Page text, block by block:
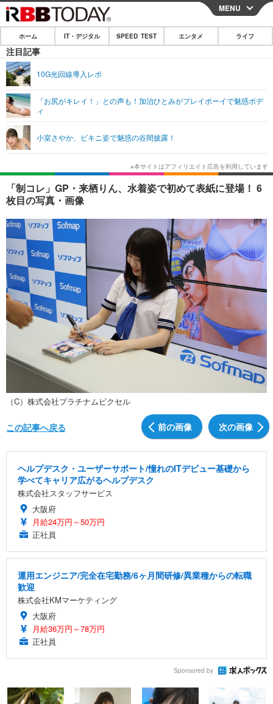
CLOSE
ホーム
IT・デジタル
ショッピング
SPEED TEST
エンタメ
エンタメTOP
韓国・芸能
音楽 スポーツ
ショッピング その他
ライフ
ライフTOP グルメ
ペット ショッピング
その他
リリース一覧
プッシュ通知の停止方法
MENU
ホーム IT・デジタル SPEED TEST エンタメ ライフ
注目記事
10G光回線導入レポ
「お尻がキレイ！」との声も！加治ひとみがプレイボーイで魅惑ボデ
ィ
小室さやか、ビキニ姿で魅惑の谷間披露！
「制コレ」GP・来栖りん、水着姿で初めて表紙に登場！ 6
枚目の写真・画像
（C）株式会社プラチナムピクセル
前の画像 次の画像
この記事へ戻る
ヘルプデスク・ユーザーサポート/憧れのITデビュー基礎から
学べてキャリア広がるヘルプデスク
株式会社スタッフサービス
大阪府
月給24万円～50万円
正社員
運用エンジニア/完全在宅勤務/6ヶ月間研修/異業種からの転職
歓迎
株式会社KMマーケティング
大阪府
月給36万円～78万円
正社員
Sponsored by